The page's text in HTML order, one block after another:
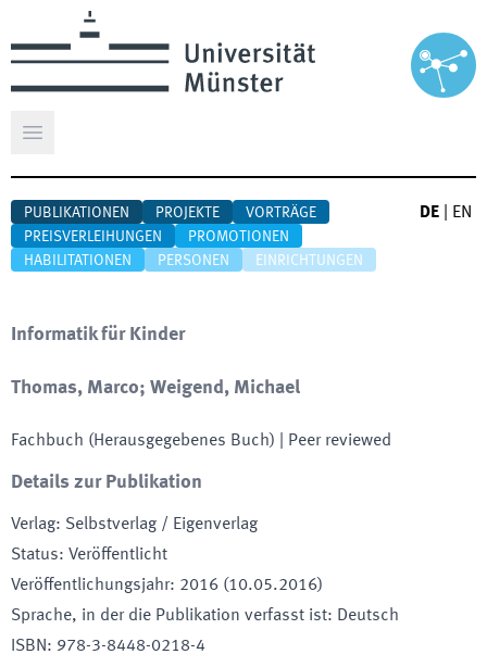
Hauptmenü öffnen
PUBLIKATIONEN PROJEKTE
VORTRÄGE
PREISVERLEIHUNGEN
PROMOTIONEN
HABILITATIONEN
PERSONEN EINRICHTUNGEN
DE EN
Informatik für Kinder
Thomas, Marco; Weigend, Michael
Fachbuch (Herausgegebenes Buch) | Peer reviewed
Details zur Publikation
Verlag: Selbstverlag / Eigenverlag
Status: Veröffentlicht
Veröffentlichungsjahr: 2016 (10.05.2016)
Sprache, in der die Publikation verfasst ist: Deutsch
ISBN: 978-3-8448-0218-4